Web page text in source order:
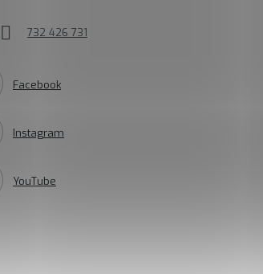
732 426 731
Facebook
Instagram
YouTube